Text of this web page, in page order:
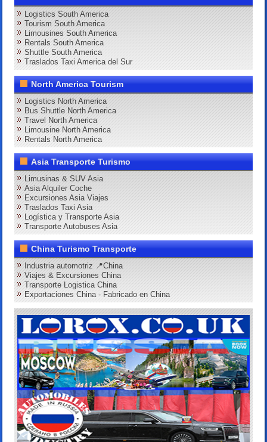
Logistics South America
Tourism South America
Limousines South America
Rentals South America
Shuttle South America
Traslados Taxi America del Sur
North America Tourism
Logistics North America
Bus Shuttle North America
Travel North America
Limousine North America
Rentals North America
Asia Transporte Turismo
Limusinas & SUV Asia
Asia Alquiler Coche
Excursiones Asia Viajes
Traslados Taxi Asia
Logística y Transporte Asia
Transporte Autobuses Asia
China Turismo Transporte
Industria automotriz 📍China
Viajes & Excursiones China
Transporte Logistica China
Exportaciones China - Fabricado en China